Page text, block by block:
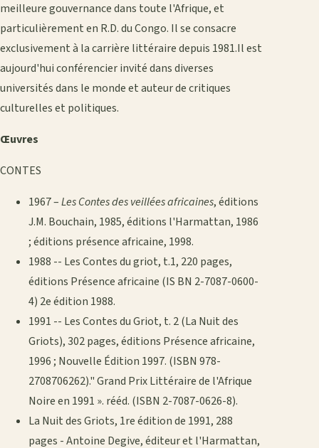
meilleure gouvernance dans toute l'Afrique, et
particulièrement en R.D. du Congo. Il se consacre
exclusivement à la carrière littéraire depuis 1981.Il est
aujourd'hui conférencier invité dans diverses
universités dans le monde et auteur de critiques
culturelles et politiques.
Œuvres
CONTES
1967 –Les Contes des veillées africaines, éditions
J.M. Bouchain, 1985, éditions l'Harmattan, 1986
; éditions présence africaine, 1998.
1988 -- Les Contes du griot, t.1, 220 pages,
éditions Présence africaine (IS BN 2-7087-0600-
4) 2e édition 1988.
1991 -- Les Contes du Griot, t. 2 (La Nuit des
Griots), 302 pages, éditions Présence africaine,
1996 ; Nouvelle Édition 1997. (ISBN 978-
2708706262)." Grand Prix Littéraire de l'Afrique
Noire en 1991 ». rééd. (ISBN 2-7087-0626-8).
La Nuit des Griots, 1re édition de 1991, 288
pages - Antoine Degive, éditeur et l'Harmattan,